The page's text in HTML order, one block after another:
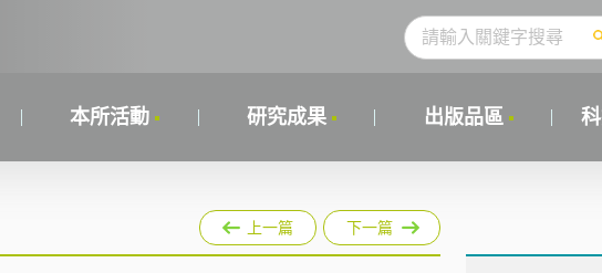
本所活動 研究成果 出版品區
上一篇 下一篇